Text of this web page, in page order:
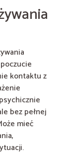
kontaktu z
bez pełnej
mieć